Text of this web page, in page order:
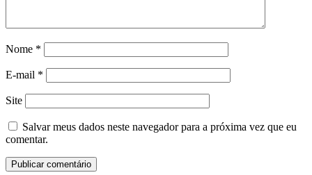
Nome *
E-mail *
Site
Salvar meus dados neste navegador para a próxima vez que eu
comentar.